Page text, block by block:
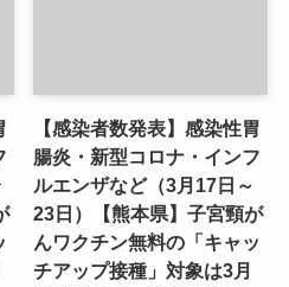
【感染者数発表】感染性胃
腸炎・新型コロナ・インフ
ルエンザなど（3月17日～
23日）【熊本県】子宮頸が
んワクチン無料の「キャッ
チアップ接種」対象は3月